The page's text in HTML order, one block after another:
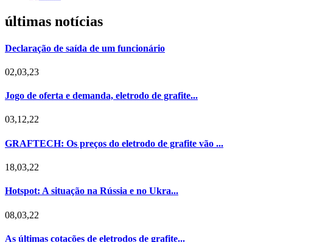
últimas notícias
Declaração de saída de um funcionário
02,03,23
Jogo de oferta e demanda, eletrodo de grafite...
03,12,22
GRAFTECH: Os preços do eletrodo de grafite vão ...
18,03,22
Hotspot: A situação na Rússia e no Ukra...
08,03,22
As últimas cotações de eletrodos de grafite...